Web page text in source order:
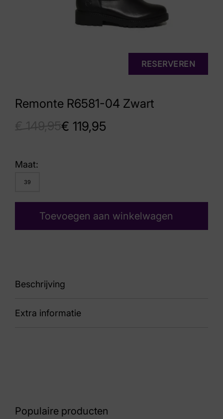
Remonte R6581-04 Zwart
€ 119,95
RESERVEREN
Maat:
39
Toevoegen aan winkelwagen
Beschrijving
88 R6581-04
Extra informatie
Populaire producten